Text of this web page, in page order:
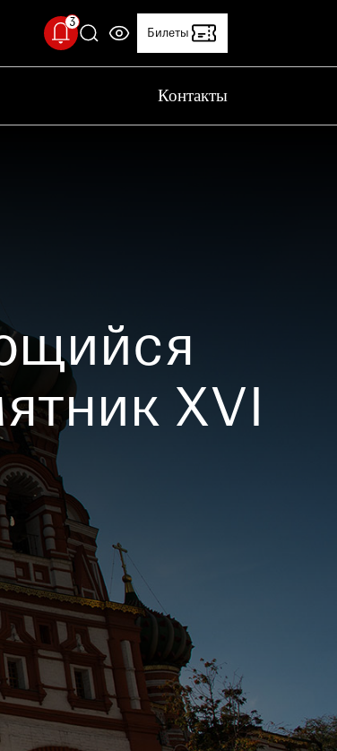
Билеты
Контакты
режим
музея установлен
режим: 18-20 °C.
это при посещении музея
музея
о качестве работы музея.
нам стать лучше!
XVI